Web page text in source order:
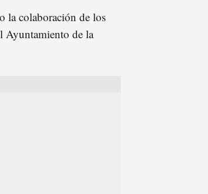
la colaboración de los
Ayuntamiento de la